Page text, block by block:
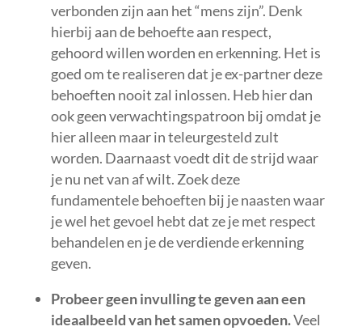
verbonden zijn aan het “mens zijn”. Denk
hierbij aan de behoefte aan respect,
gehoord willen worden en erkenning. Het is
goed om te realiseren dat je ex-partner deze
behoeften nooit zal inlossen. Heb hier dan
ook geen verwachtingspatroon bij omdat je
hier alleen maar in teleurgesteld zult
worden. Daarnaast voedt dit de strijd waar
je nu net van af wilt. Zoek deze
fundamentele behoeften bij je naasten waar
je wel het gevoel hebt dat ze je met respect
behandelen en je de verdiende erkenning
geven.
Probeer geen invulling te geven aan een
ideaalbeeld van het samen opvoeden.Veel